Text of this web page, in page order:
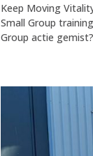
Keep Moving
Small Group
Group actie